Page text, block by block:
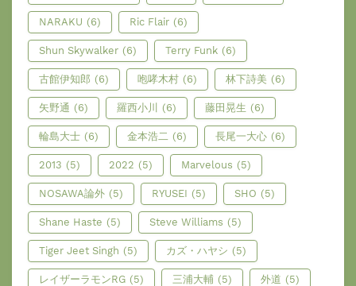
NARAKU (6) Ric Flair (6)
Shun Skywalker (6) Terry Funk (6)
古館伊知郎 (6) 咆哮木村 (6) 林下詩美 (6)
矢野通 (6) 羅西小川 (6) 藤田晃生 (6)
輪島大士 (6) 金本浩二 (6) 長尾一大心 (6)
2013 (5) 2022 (5) Marvelous (5)
NOSAWA論外 (5) RYUSEI (5) SHO (5)
Shane Haste (5) Steve Williams (5)
Tiger Jeet Singh (5) カズ・ハヤシ (5)
レイザーラモンRG (5) 三浦大輔 (5) 外道 (5)